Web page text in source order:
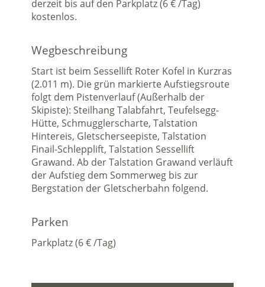
derzeit bis auf den Parkplatz (6 € /Tag)
kostenlos.
Wegbeschreibung
Start ist beim Sessellift Roter Kofel in Kurzras
(2.011 m). Die grün markierte Aufstiegsroute
folgt dem Pistenverlauf (Außerhalb der
Skipiste): Steilhang Talabfahrt, Teufelsegg-
Hütte, Schmugglerscharte, Talstation
Hintereis, Gletscherseepiste, Talstation
Finail-Schlepplift, Talstation Sessellift
Grawand. Ab der Talstation Grawand verläuft
der Aufstieg dem Sommerweg bis zur
Bergstation der Gletscherbahn folgend.
Parken
Parkplatz (6 € /Tag)